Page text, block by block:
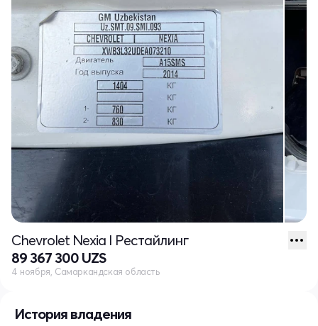
История владения
Chevrolet Nexia I Рестайлинг
89 367 300 UZS
4 ноября, Самаркандская область